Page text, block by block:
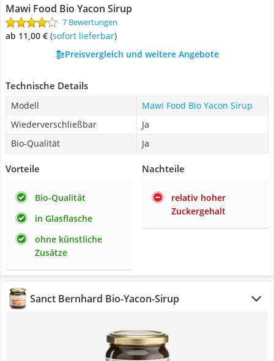
Mawi Food Bio Yacon Sirup
7 Bewertungen
ab 11,00 € ( Sofort lieferbar)
Preisvergleich und weitere Angebote
Technische Details
Modell
Mawi Food Bio Yacon Sirup
Wiederverschließbar
Ja
Bio-Qualität
Ja
Vorteile
Bio-Qualität
in Glasflasche
ohne künstliche
Zusätze
Nachteile
relativ hoher
Zuckergehalt
Sanct Bernhard Bio-Yacon-Sirup